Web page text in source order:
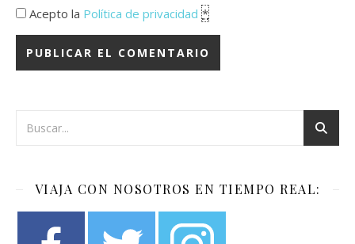
Acepto la Política de privacidad *
VIAJA CON NOSOTROS EN TIEMPO REAL: